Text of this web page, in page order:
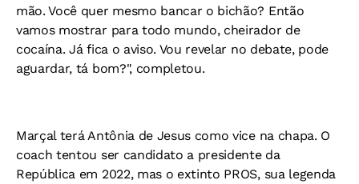
mão. Você quer mesmo bancar o bichão? Então
vamos mostrar para todo mundo, cheirador de
cocaína. Já fica o aviso. Vou revelar no debate, pode
aguardar, tá bom?", completou.
Marçal terá Antônia de Jesus como vice na chapa. O
coach tentou ser candidato a presidente da
República em 2022, mas o extinto PROS, sua legenda